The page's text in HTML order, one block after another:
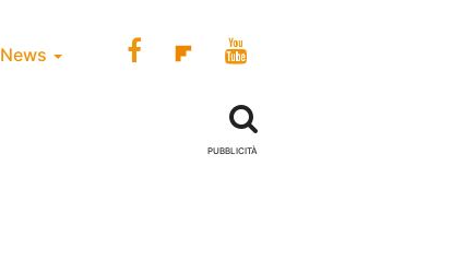
News
PUBBLICITÀ